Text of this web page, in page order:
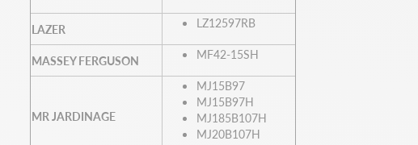
LAZER LZ12597RB
MASSEY FERGUSON MF42-15SH
MR JARDINAGE
MJ15B97
MJ15B97H
MJ185B107H
MJ20B107H